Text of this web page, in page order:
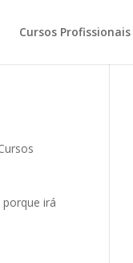
Cursos Profissionais
irá